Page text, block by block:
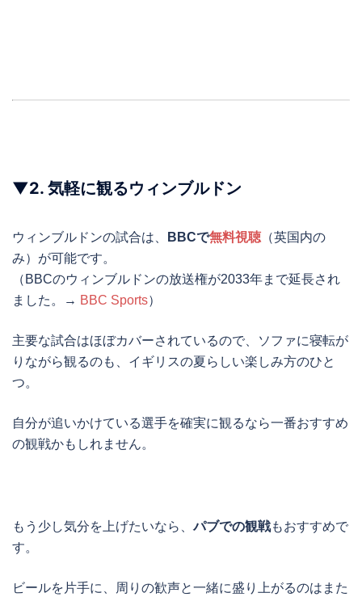
▼2. 気軽に観るウィンブルドン
ウィンブルドンの試合は、 BBCで無料視聴 （英国内の
み）が可能です。
（BBCのウィンブルドンの放送権が2033年まで延長され
ました。→ BBC Sports）
主要な試合はほぼカバーされているので、ソファに寝転が
りながら観るのも、イギリスの夏らしい楽しみ方のひと
つ。
自分が追いかけている選手を確実に観るなら一番おすすめ
の観戦かもしれません。
もう少し気分を上げたいなら、パブでの観戦もおすすめで
す。
ビールを片手に、周りの歓声と一緒に盛り上がるのはまた